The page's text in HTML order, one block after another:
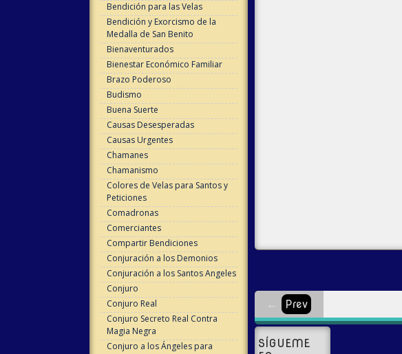
Bendición para las Velas
Bendición y Exorcismo de la
Medalla de San Benito
Bienaventurados
Bienestar Económico Familiar
Brazo Poderoso
Budismo
Buena Suerte
Causas Desesperadas
Causas Urgentes
Chamanes
Chamanismo
Colores de Velas para Santos y
Peticiones
Comadronas
Comerciantes
Compartir Bendiciones
Conjuración a los Demonios
Conjuración a los Santos Angeles
Conjuro
Conjuro Real
Conjuro Secreto Real Contra
Magia Negra
Conjuro a los Ángeles para
← Prev
SÍGUEME